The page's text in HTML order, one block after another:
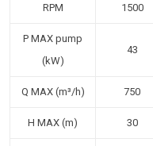
RPM 1500
P MAX pump
(kW)
43
Q MAX (m³/h) 750
H MAX (m) 30